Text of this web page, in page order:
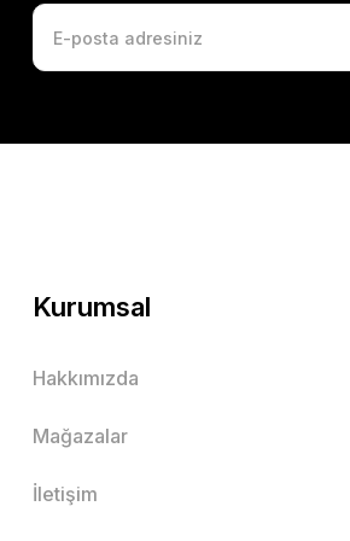
Kurumsal
Hakkımızda
Mağazalar
İletişim